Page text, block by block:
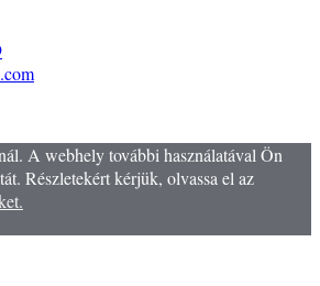
A webhely további használatával Ön
Részletekért kérjük, olvassa el az